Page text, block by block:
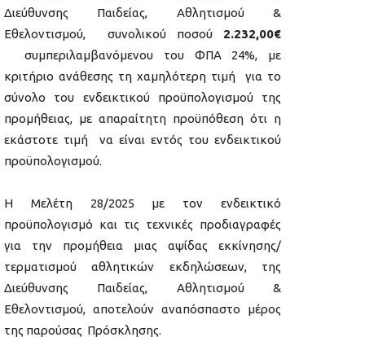
Διεύθυνσης Παιδείας, Αθλητισμού &
Εθελοντισμού, συνολικού ποσού 2.232,00€
συμπεριλαμβανόμενου του ΦΠΑ 24%, με
κριτήριο ανάθεσης τη χαμηλότερη τιμή για το
σύνολο του ενδεικτικού προϋπολογισμού της
προμήθειας, με απαραίτητη προϋπόθεση ότι η
εκάστοτε τιμή να είναι εντός του ενδεικτικού
προϋπολογισμού.
Η Μελέτη 28/2025 με τον ενδεικτικό
προϋπολογισμό και τις τεχνικές προδιαγραφές
για την προμήθεια μιας αψίδας εκκίνησης/
τερματισμού αθλητικών εκδηλώσεων, της
Διεύθυνσης Παιδείας, Αθλητισμού &
Εθελοντισμού, αποτελούν αναπόσπαστο μέρος
της παρούσας Πρόσκλησης.